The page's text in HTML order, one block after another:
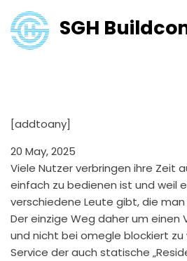
SGH
[addtoany]
20 May, 2025
Viele Nutzer verbringen ihre Zeit
einfach zu bedienen ist und weil
verschiedene Leute gibt, die
Der einzige Weg daher um einen
und nicht bei omegle blockiert
Service der auch statische